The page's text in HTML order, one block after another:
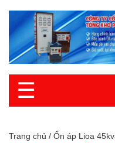
☰
Trang chủ / Ổn áp Lioa